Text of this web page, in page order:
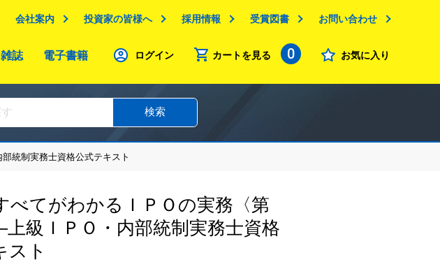
会社案内 投資家の皆様へ 採用情報 受賞図書 お問い合わせ
雑誌 電子書籍 ログイン カートを見る 0 お気に入り
検索
統制実務士資格公式テキスト
べてがわかるＩＰＯの実務〈第
級ＩＰＯ・内部統制実務士資格
スト